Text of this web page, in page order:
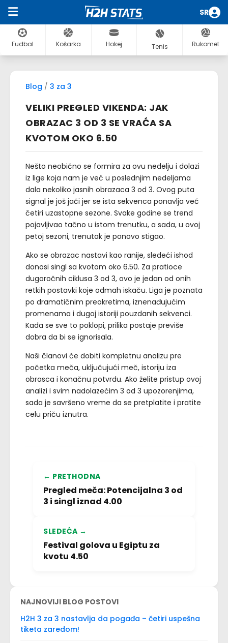
SR
Fudbal Košarka Hokej Tenis Rukomet
Blog / 3 za 3
VELIKI PREGLED VIKENDA: JAK
OBRAZAC 3 OD 3 SE VRAĆA SA
KVOTOM OKO 6.50
Nešto neobično se formira za ovu nedelju i dolazi
iz lige koja nam je već u poslednjim nedeljama
dala nekoliko jasnih obrazaca 3 od 3. Ovog puta
signal je još jači jer se ista sekvenca ponavlja već
četiri uzastopne sezone. Svake godine se trend
pojavljivao tačno u istom trenutku, a sada, u ovoj
petoj sezoni, trenutak je ponovo stigao.
Ako se obrazac nastavi kao ranije, sledeći ishod
donosi singl sa kvotom oko 6.50. Za pratioce
dugoročnih ciklusa 3 od 3, ovo je jedan od onih
retkih postavki koje odmah iskaču. Liga je poznata
po dramatičnim preokretima, iznenađujućim
promenama i dugoj istoriji pouzdanih sekvenci.
Kada se sve to poklopi, prilika postaje previše
dobra da bi se ignorisala.
Naši članovi će dobiti kompletnu analizu pre
početka meča, uključujući meč, istoriju iza
obrasca i konačnu potvrdu. Ako želite pristup ovoj
analizi i svim nadolazećim 3 od 3 upozorenjima,
sada je savršeno vreme da se pretplatite i pratite
celu priču iznutra.
← PRETHODNA
Pregled meča: Potencijalna 3 od
3 i singl iznad 4.00
SLEDEĆA →
Festival golova u Egiptu za
kvotu 4.50
NAJNOVIJI BLOG POSTOVI
H2H 3 za 3 nastavlja da pogađa – četiri uspešna
tiketa zaredom!